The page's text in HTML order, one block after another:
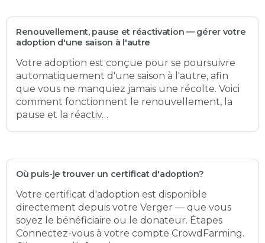
Renouvellement, pause et réactivation — gérer votre
adoption d'une saison à l'autre
Votre adoption est conçue pour se poursuivre
automatiquement d'une saison à l'autre, afin
que vous ne manquiez jamais une récolte. Voici
comment fonctionnent le renouvellement, la
pause et la réactiv…
Où puis-je trouver un certificat d'adoption?
Votre certificat d'adoption est disponible
directement depuis votre Verger — que vous
soyez le bénéficiaire ou le donateur. Étapes
Connectez-vous à votre compte CrowdFarming.